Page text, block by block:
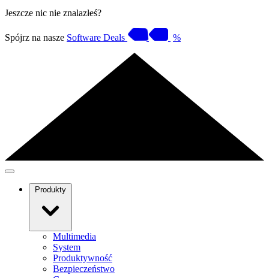
Jeszcze nic nie znalazłeś?
Spójrz na nasze Software Deals %
Produkty
Multimedia
System
Produktywność
Bezpieczeństwo